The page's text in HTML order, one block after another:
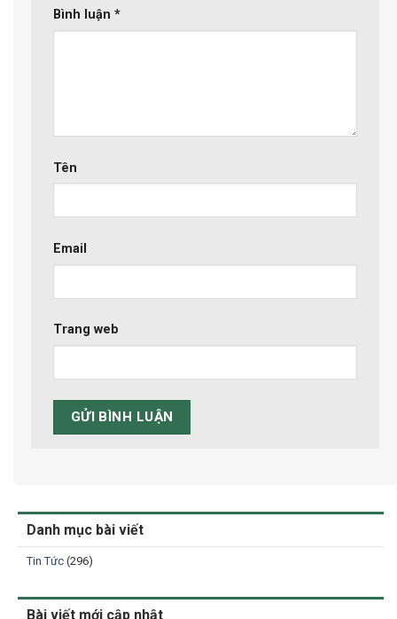
Bình luận *
Tên
Email
Trang web
Danh mục bài viết
Tin Tức (296)
Bài viết mới cập nhật